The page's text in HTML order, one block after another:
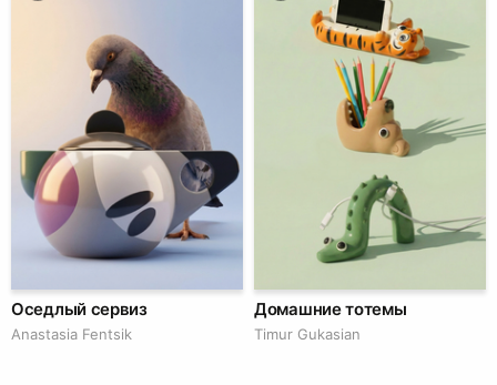
Оседлый сервиз
Anastasia Fentsik
Домашние тотемы
Timur Gukasian